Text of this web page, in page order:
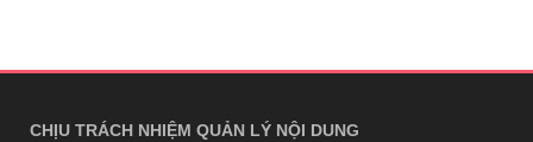
CHỊU TRÁCH NHIỆM QUẢN LÝ NỘI DUNG